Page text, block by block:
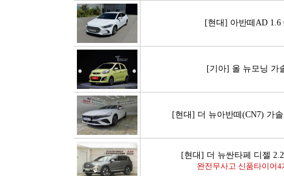
[현대] 아반떼AD 1.6
[기아] 올 뉴모닝 가
[현대] 더 뉴아반떼(CN7) 가
[현대] 더 뉴싼타페 디젤
완전무사고 신품타이어4